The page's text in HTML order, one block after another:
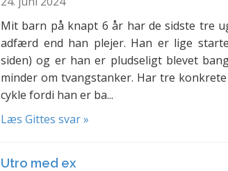
Mit barn på knapt 6 år har de sidste tre
adfærd end han plejer. Han er lige
siden) og er han er pludseligt blevet
minder om tvangstanker. Har tre
cykle fordi han er ba...
Læs Gittes svar »
Utro med ex